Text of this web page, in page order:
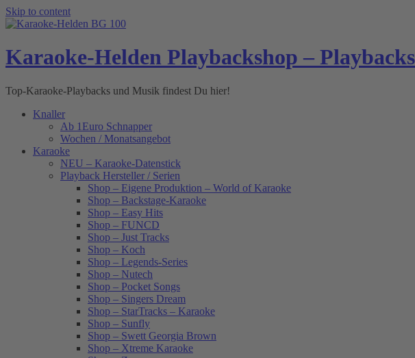
Skip to content
Karaoke-Helden Playbackshop –
Top-Karaoke-Playbacks und Musik findest Du hier!
Knaller
Ab 1Euro Schnapper
Wochen / Monatsangebot
Karaoke
NEU – Karaoke-Datenstick
Playback Hersteller / Serien
Shop – Eigene Produktion – World of Karaoke
Shop – Backstage-Karaoke
Shop – Easy Hits
Shop – FUNCD
Shop – Just Tracks
Shop – Koch
Shop – Legends-Series
Shop – Nutech
Shop – Pocket Songs
Shop – Singers Dream
Shop – StarTracks – Karaoke
Shop – Sunfly
Shop – Swett Georgia Brown
Shop – Xtreme Karaoke